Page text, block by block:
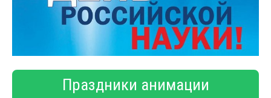
Праздники анимации